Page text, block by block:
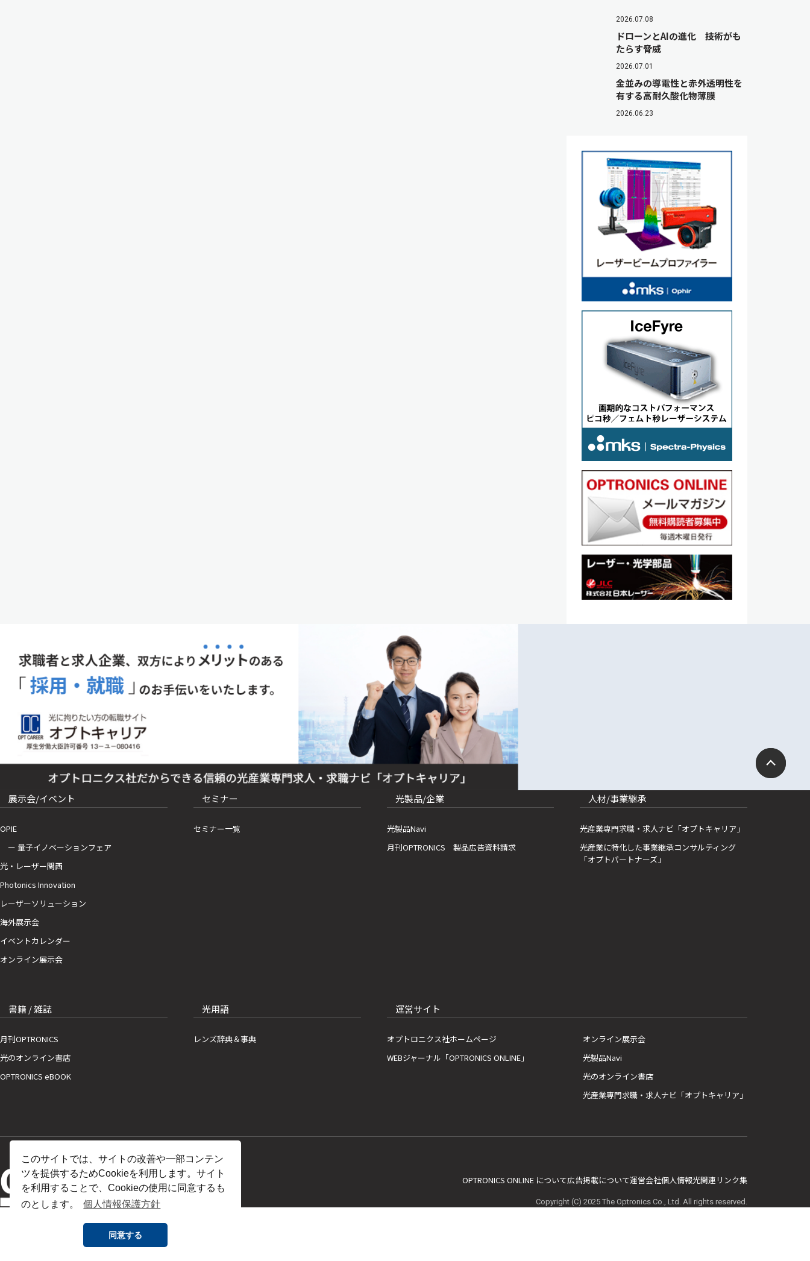
このサイトでは、サイトの改善や一部コンテン
ツを提供するためCookieを利用します。サイト
を利用することで、Cookieの使用に同意するも
のとします。
個人情報保護方針
同意する
2026.07.08
ドローンとAIの進化 技術がも
たらす脅威
2026.07.01
金並みの導電性と赤外透明性を
有する高耐久酸化物薄膜
2026.06.23
展示会/イベント
OPIE
ー 量子イノベーションフェア
光・レーザー関西
Photonics Innovation
レーザーソリューション
海外展示会
イベントカレンダー
オンライン展示会
セミナー
セミナー一覧
光製品/企業
光製品Navi
月刊OPTRONICS 製品広告資料請求
人材/事業継承
光産業専門求職・求人ナビ「オプトキャリア」
光産業に特化した事業継承コンサルティング
「オプトパートナーズ」
書籍 / 雑誌
月刊OPTRONICS
光のオンライン書店
OPTRONICS eBOOK
光用語
レンズ辞典＆事典
運営サイト
オプトロニクス社ホームページ
WEBジャーナル「OPTRONICS ONLINE」
オンライン展示会
光製品Navi
光のオンライン書店
光産業専門求職・求人ナビ「オプトキャリア」
OPTRONICS ONLINE について広告掲載について運営会社個人情報光関連リンク集
Copyright (C) 2025 The Optronics Co., Ltd. All rights reserved.